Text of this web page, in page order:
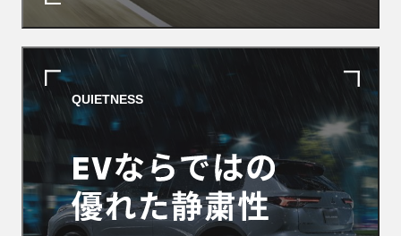
QUIETNESS